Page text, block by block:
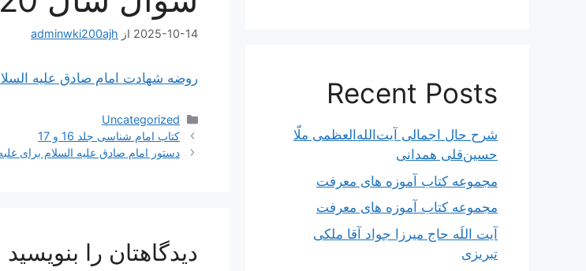
2025-10-14 از adminwki200ajh
روضه شهادت امام صادق علیه السلام 25 شوال سال
دسته‌ها
Uncategorized
ناوبری
نوشته‌ها
کتاب امام شناسی جلد 16 و 17
دستور امام صادق علیه السلام برای
دیدگاهتان را بنویسید
Recent Posts
شرح حال اجمالی آیت‌الله‌العظمی ملّا
حسین‌قلی همدانی
مجموعه کتاب آموزه های معرفت
مجموعه کتاب آموزه های معرفت
آیت اللَه حاج میرزا جواد آقا ملکی
تبریزی